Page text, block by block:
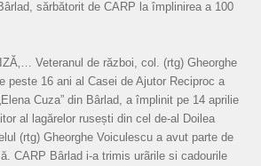
sărbătorit de CARP la împlinirea a 100
Veteranul de război, col. (rtg) Gheorghe
peste 16 ani al Casei de Ajutor Reciproc a
Cuza” din Bârlad, a împlinit pe 14 aprilie
al lagărelor rusești din cel de-al Doilea
(rtg) Gheorghe Voiculescu a avut parte de
CARP Bârlad i-a trimis urãrile si cadourile